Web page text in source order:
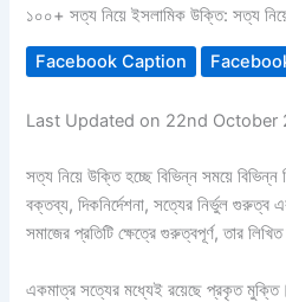
১০০+ সত্য নিয়ে ইসলামিক উক্তি: সত্য
Facebook Caption
Last Updated on 22nd
সত্য নিয়ে উক্তি হচ্ছে বিভিন্ন সময়ে বিভিন্ন
বক্তব্য, দিকনির্দেশনা, সত্যের নির্ভুল গুরুত্ব
সমাজের প্রতিটি ক্ষেত্রে গুরুত্বপূর্ণ, তার
একমাত্র সত্যের মধ্যেই রয়েছে প্রকৃত